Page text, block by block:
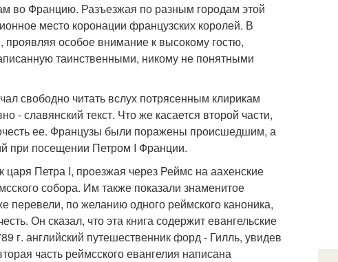
во Францию. Разъезжая по разным городам этой
место коронации французских королей. В
особое внимание к высокому гостю,
таинственными, никому не понятными
свободно читать вслух потрясенным клирикам
- славянский текст. Что же касается второй части,
ее. Французы были поражены происшедшим, а
при посещении Петром I Франции.
царя Петра I, проезжая через Реймс на аахенские
собора. Им также показали знаменитое
перевели, по желанию одного реймского каноника,
Он сказал, что эта книга содержит евангельские
г. английский путешественник форд - Гилль, увидев
часть реймсского евангелия написана